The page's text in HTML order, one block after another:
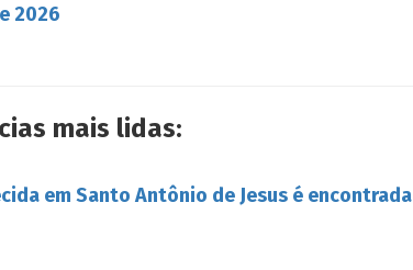
2026
mais lidas:
em Santo Antônio de Jesus é encontrada